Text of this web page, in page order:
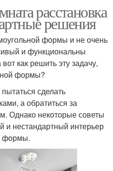
расстановка
решения
формы и не очень
и функциональны
как решить эту задачу,
формы?
сделать
а обратиться за
Однако некоторые советы
и нестандартный интерьер
формы.